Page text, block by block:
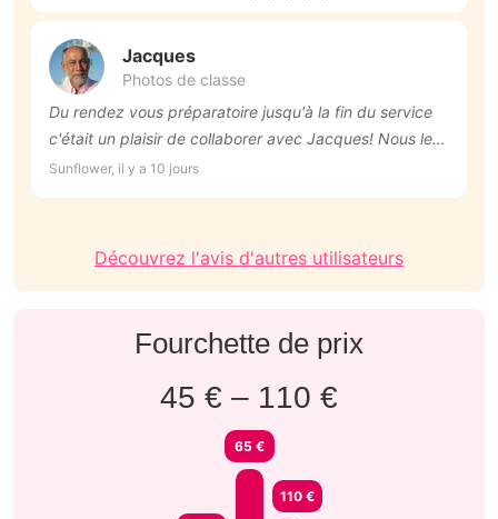
Jacques
Photos de classe
Du rendez vous préparatoire jusqu'à la fin du service
c'était un plaisir de collaborer avec Jacques! Nous le
recommandons vivement.
Sunflower, il y a 10 jours
Découvrez l'avis d'autres utilisateurs
Fourchette de prix
45 € – 110 €
65 €
110 €